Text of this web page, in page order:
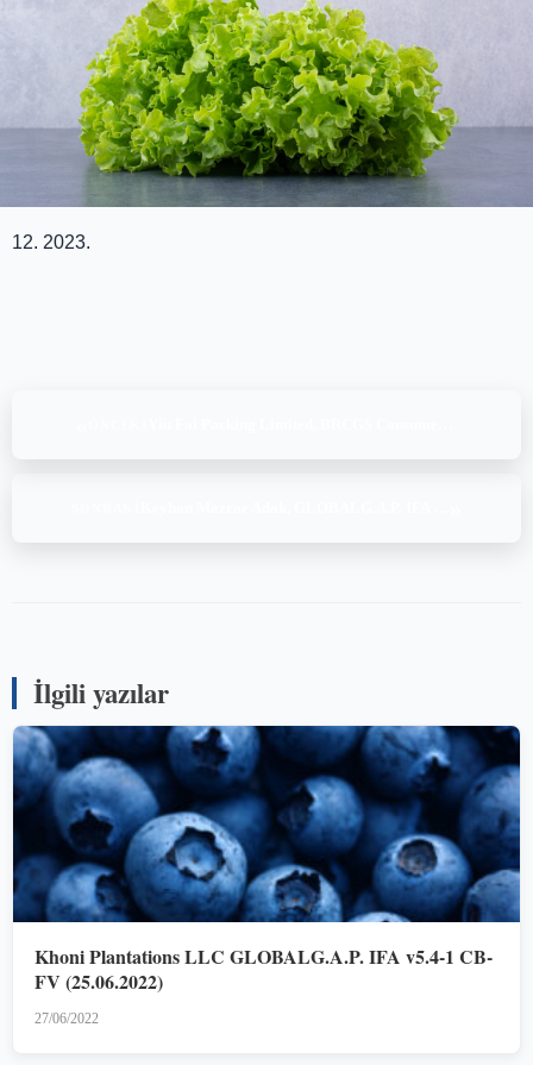
12. 2023.
İlgili yazılar
Khoni Plantations LLC GLOBALG.A.P. IFA v5.4-1 CB-
FV (25.06.2022)
27/06/2022